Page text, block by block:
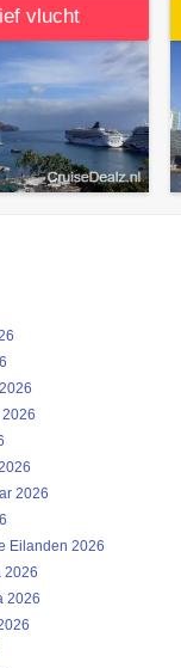
vlucht
2026
Eilanden 2026
2026
2026